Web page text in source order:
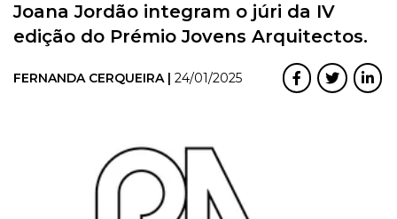
Joana Jordão integram o júri da IV
edição do Prémio Jovens Arquitectos.
FERNANDA CERQUEIRA | 24/01/2025